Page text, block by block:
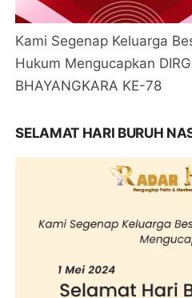
Kami Segenap Keluarga
Hukum Mengucapkan
BHAYANGKARA KE-78
SELAMAT HARI BURUH